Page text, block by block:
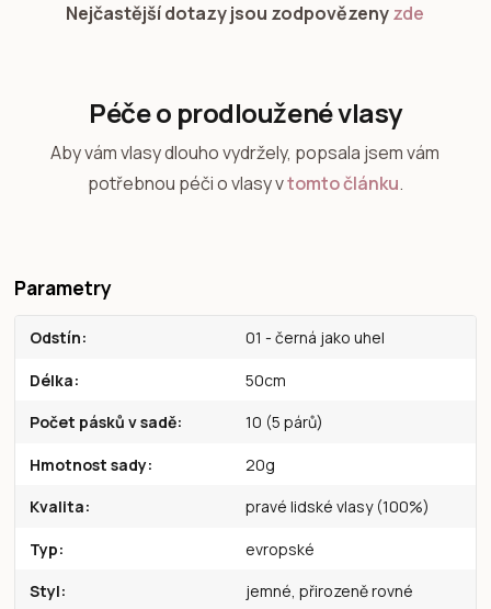
Nejčastější dotazy jsou zodpovězenyzde
Péče o prodloužené vlasy
Aby vám vlasy dlouho vydržely, popsala jsem vám
potřebnou péči o vlasy vtomto článku.
Parametry
Odstín 01 - černá jako uhel
Délka 50cm
Počet pásků v sadě 10 (5 párů)
Hmotnost sady 20g
Kvalita pravé lidské vlasy (100%)
Typ evropské
Styl jemné, přirozeně rovné